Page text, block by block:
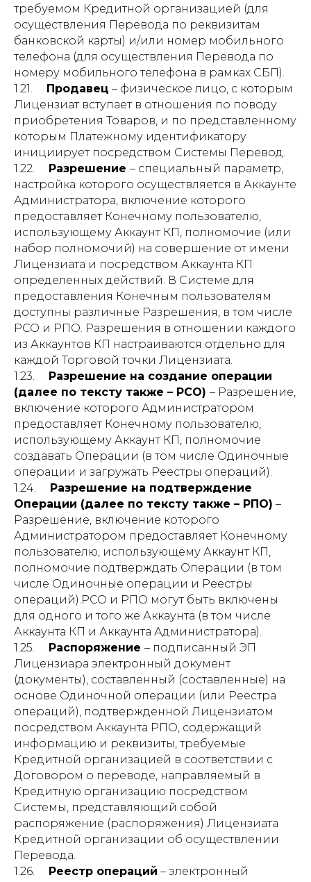
требуемом Кредитной организацией (для
осуществления Перевода по реквизитам
банковской карты) и/или номер мобильного
телефона (для осуществления Перевода по
номеру мобильного телефона в рамках СБП).
1.21. Продавец – физическое лицо, с которым
Лицензиат вступает в отношения по поводу
приобретения Товаров, и по представленному
которым Платежному идентификатору
инициирует посредством Системы Перевод.
1.22. Разрешение – специальный параметр,
настройка которого осуществляется в Аккаунте
Администратора, включение которого
предоставляет Конечному пользователю,
использующему Аккаунт КП, полномочие (или
набор полномочий) на совершение от имени
Лицензиата и посредством Аккаунта КП
определенных действий. В Системе для
предоставления Конечным пользователям
доступны различные Разрешения, в том числе
РСО и РПО. Разрешения в отношении каждого
из Аккаунтов КП настраиваются отдельно для
каждой Торговой точки Лицензиата.
1.23. Разрешение на создание операции
(далее по тексту также – РСО) – Разрешение,
включение которого Администратором
предоставляет Конечному пользователю,
использующему Аккаунт КП, полномочие
создавать Операции (в том числе Одиночные
операции и загружать Реестры операций).
1.24. Разрешение на подтверждение
Операции (далее по тексту также – РПО) –
Разрешение, включение которого
Администратором предоставляет Конечному
пользователю, использующему Аккаунт КП,
полномочие подтверждать Операции (в том
числе Одиночные операции и Реестры
операций).РСО и РПО могут быть включены
для одного и того же Аккаунта (в том числе
Аккаунта КП и Аккаунта Администратора).
1.25. Распоряжение – подписанный ЭП
Лицензиара электронный документ
(документы), составленный (составленные) на
основе Одиночной операции (или Реестра
операций), подтвержденной Лицензиатом
посредством Аккаунта РПО, содержащий
информацию и реквизиты, требуемые
Кредитной организацией в соответствии с
Договором о переводе, направляемый в
Кредитную организацию посредством
Системы, представляющий собой
распоряжение (распоряжения) Лицензиата
Кредитной организации об осуществлении
Перевода.
1.26. Реестр операций – электронный